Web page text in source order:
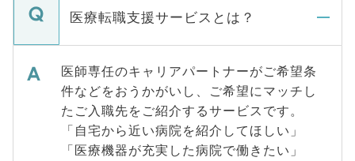
医療転職支援サービスとは？
医師専任のキャリアパートナーがご希望条
件などをおうかがいし、ご希望にマッチし
たご入職先をご紹介するサービスです。
「自宅から近い病院を紹介してほしい」
「医療機器が充実した病院で働きたい」